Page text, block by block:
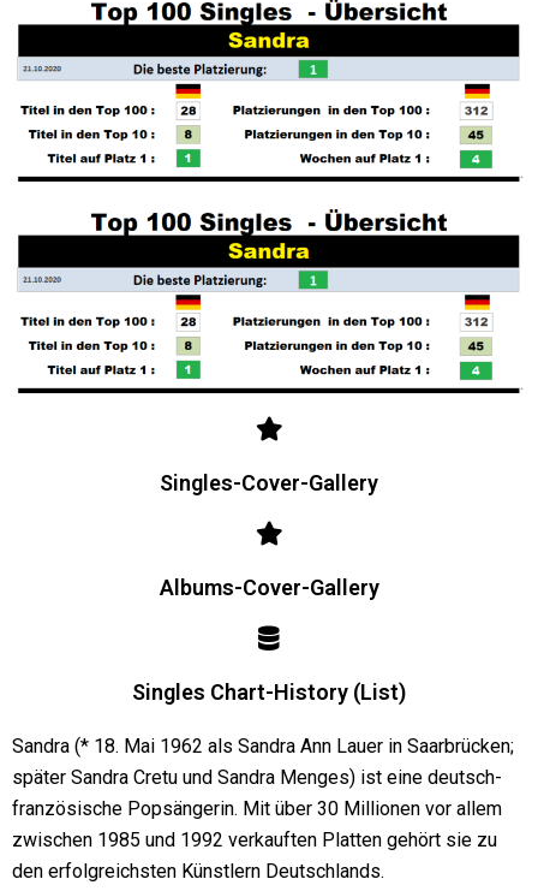
Singles-Cover-Gallery
Albums-Cover-Gallery
Singles Chart-History (List)
Sandra (* 18. Mai 1962 als Sandra Ann Lauer in Saarbrücken;
später Sandra Cretu und Sandra Menges) ist eine deutsch-
französische Popsängerin. Mit über 30 Millionen vor allem
zwischen 1985 und 1992 verkauften Platten gehört sie zu
den erfolgreichsten Künstlern Deutschlands.